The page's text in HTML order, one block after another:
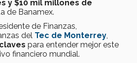
y $10 mil millones de
de Banamex.
de Finanzas,
del Tec de Monterrey
para entender mejor este
financiero mundial.